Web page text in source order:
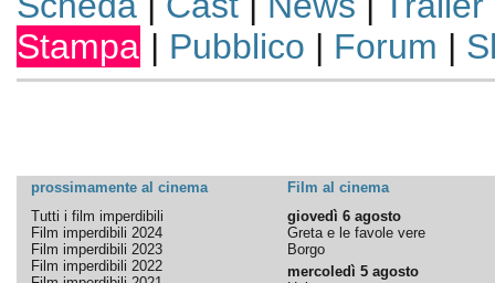
Stampa | Pubblico | Forum |
prossimamente al cinema
Film al cinema
Tutti i film imperdibili
Film imperdibili 2024
Film imperdibili 2023
Film imperdibili 2022
giovedì 6 agosto
Greta e le favole vere
Borgo
mercoledì 5 agosto